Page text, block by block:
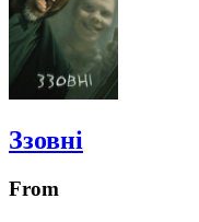
Ззовні
From